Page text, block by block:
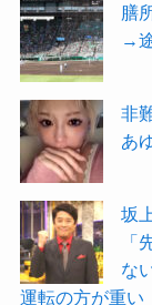
膳
→
非
あ
坂
「
な
運転の方が重い